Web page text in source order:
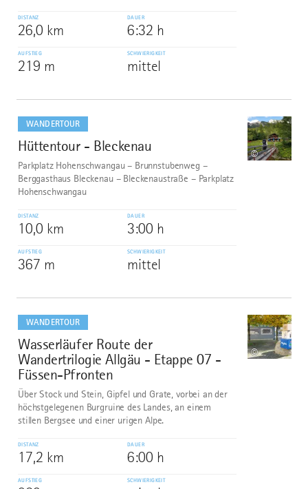
DISTANZ
26,0 km
DAUER
6:32 h
AUFSTIEG
219 m
SCHWIERIGKEIT
mittel
WANDERTOUR
9
Hüttentour - Bleckenau
©
Parkplatz Hohenschwangau – Brunnstubenweg –
Berggasthaus Bleckenau – Bleckenaustraße – Parkplatz
Hohenschwangau
DISTANZ
10,0 km
DAUER
3:00 h
AUFSTIEG
367 m
SCHWIERIGKEIT
mittel
dazu
WANDERTOUR
10
Wasserläufer Route der
Wandertrilogie Allgäu - Etappe 07 -
Füssen-Pfronten
©
Über Stock und Stein, Gipfel und Grate, vorbei an der
höchstgelegenen Burgruine des Landes, an einem
stillen Bergsee und einer urigen Alpe.
DISTANZ
17,2 km
DAUER
6:00 h
AUFSTIEG SCHWIERIGKEIT
dazu